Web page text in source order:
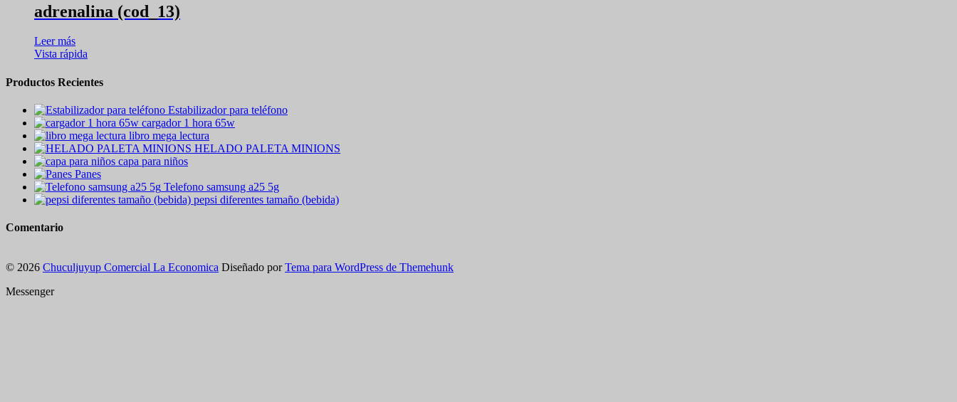
adrenalina (cod_13)
Leer más
Vista rápida
Productos Recientes
Estabilizador para teléfono
cargador 1 hora 65w
libro mega lectura
HELADO PALETA MINIONS
capa para niños
Panes
Telefono samsung a25 5g
pepsi diferentes tamaño (bebida)
Comentario
© 2026 Chuculjuyup Comercial La Economica Diseñado por Tema para WordPress de Themehunk
Messenger